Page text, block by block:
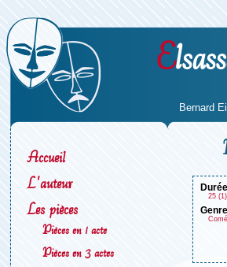
E
Bernard
Accueil
L'auteur
Les pièces
Pièces en 1 acte
Pièces en 3 actes
durée
25 (1)
genre